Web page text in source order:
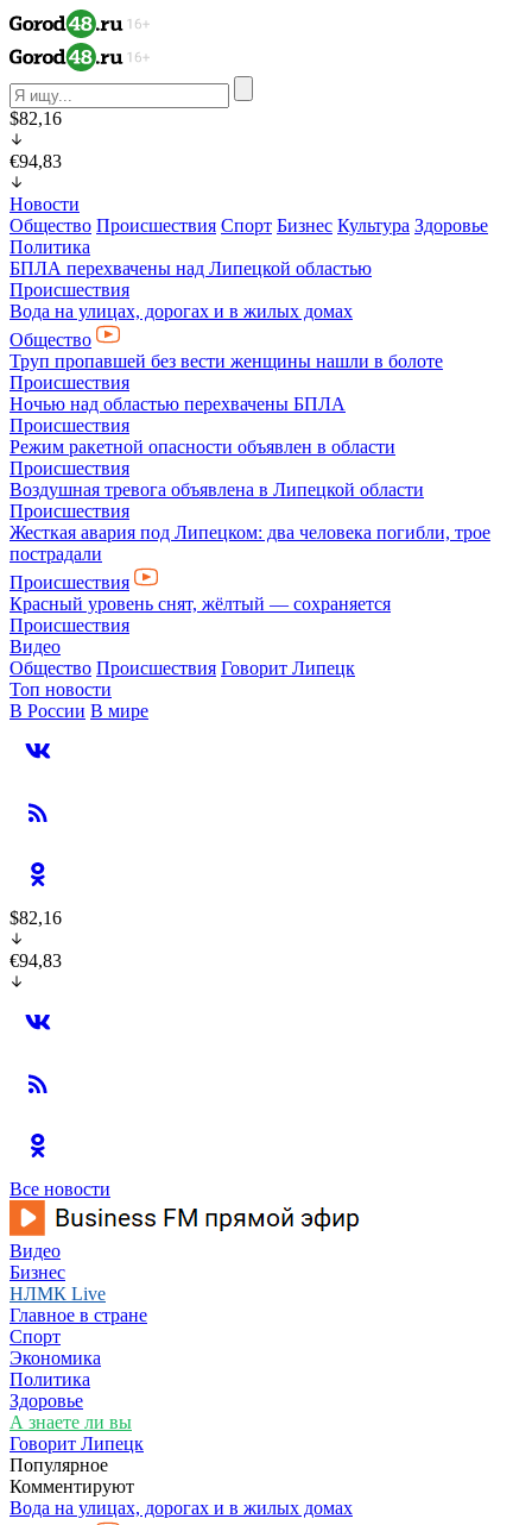
$82,16
€94,83
Новости
Общество Происшествия Спорт Бизнес Культура Здоровье
Политика
БПЛА перехвачены над Липецкой областью
Происшествия
Вода на улицах, дорогах и в жилых домах
Общество
Труп пропавшей без вести женщины нашли в болоте
Происшествия
Ночью над областью перехвачены БПЛА
Происшествия
Режим ракетной опасности объявлен в области
Происшествия
Воздушная тревога объявлена в Липецкой области
Происшествия
Жесткая авария под Липецком: два человека погибли, трое
пострадали
Происшествия
Красный уровень снят, жёлтый — сохраняется
Происшествия
Видео
Общество Происшествия Говорит Липецк
Топ новости
В России В мире
$82,16
€94,83
Все новости
Видео
Бизнес
НЛМК Live
Главное в стране
Спорт
Экономика
Политика
Здоровье
А знаете ли вы
Говорит Липецк
Популярное
Комментируют
Вода на улицах, дорогах и в жилых домах